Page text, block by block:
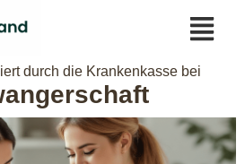
durch die Krankenkasse bei